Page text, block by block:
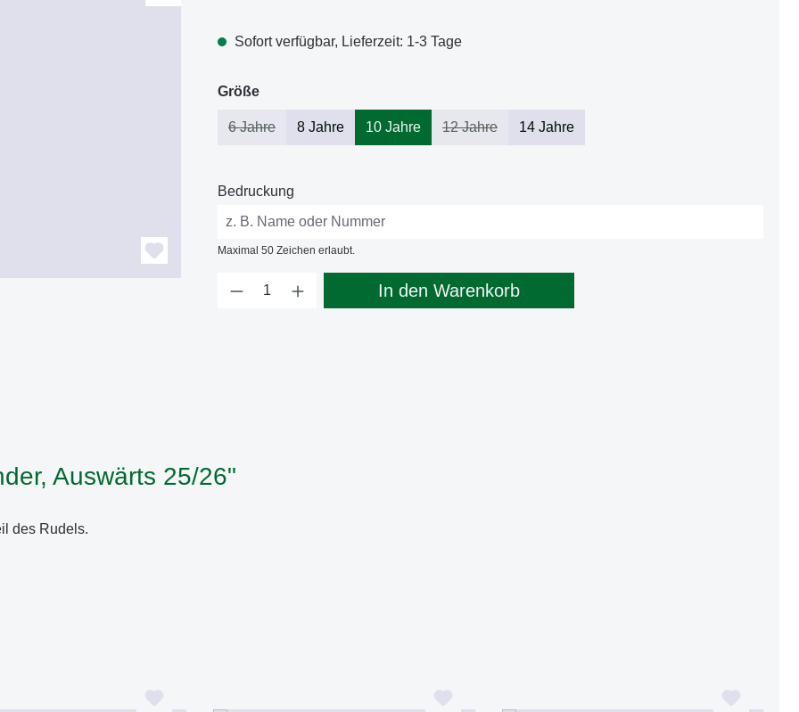
Sofort verfügbar, Lieferzeit: 1-3 Tage
Größeauswählen
6 Jahre 8 Jahre 10 Jahre 12 Jahre 14 Jahre
Bedruckung
Maximal 50 Zeichen erlaubt.
Produkt Anzahl: Gib den gewünschten Wert ein oder
In den Warenkorb
Auswärts 25/26"
des Rudels.